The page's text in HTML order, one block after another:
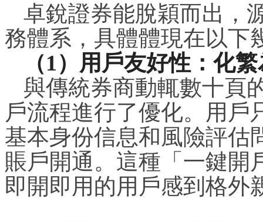
卓銳證券能脫穎而出，
務體系，具體體現在以下
（1）用戶友好性：化
與傳統券商動輒數十頁
戶流程進行了優化。用戶
基本身份信息和風險評估
賬戶開通。這種「一鍵開
即開即用的用戶感到格外